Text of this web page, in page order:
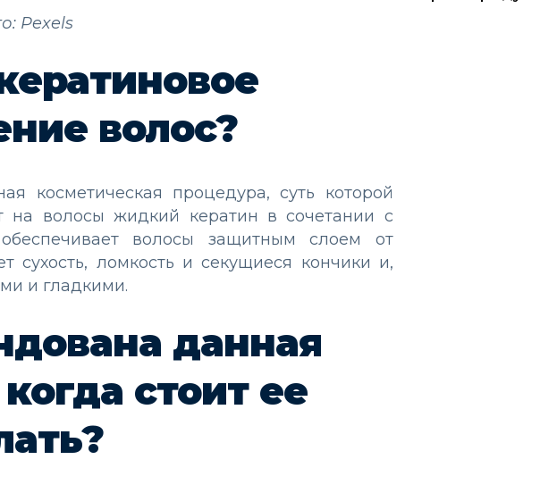
Pexels
волос?
косметическая процедура, суть которой
на волосы жидкий кератин в сочетании с
волосы защитным слоем от
ломкость и секущиеся кончики и,
и гладкими.
данная
стоит ее